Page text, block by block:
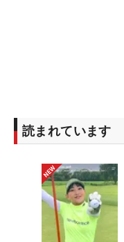
読まれています